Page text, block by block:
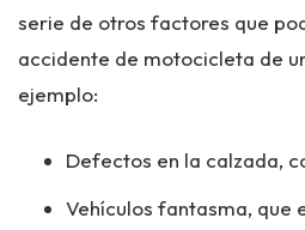
serie de otros factores que
accidente de motocicleta de
ejemplo:
Defectos en la calzada,
Vehículos fantasma, que